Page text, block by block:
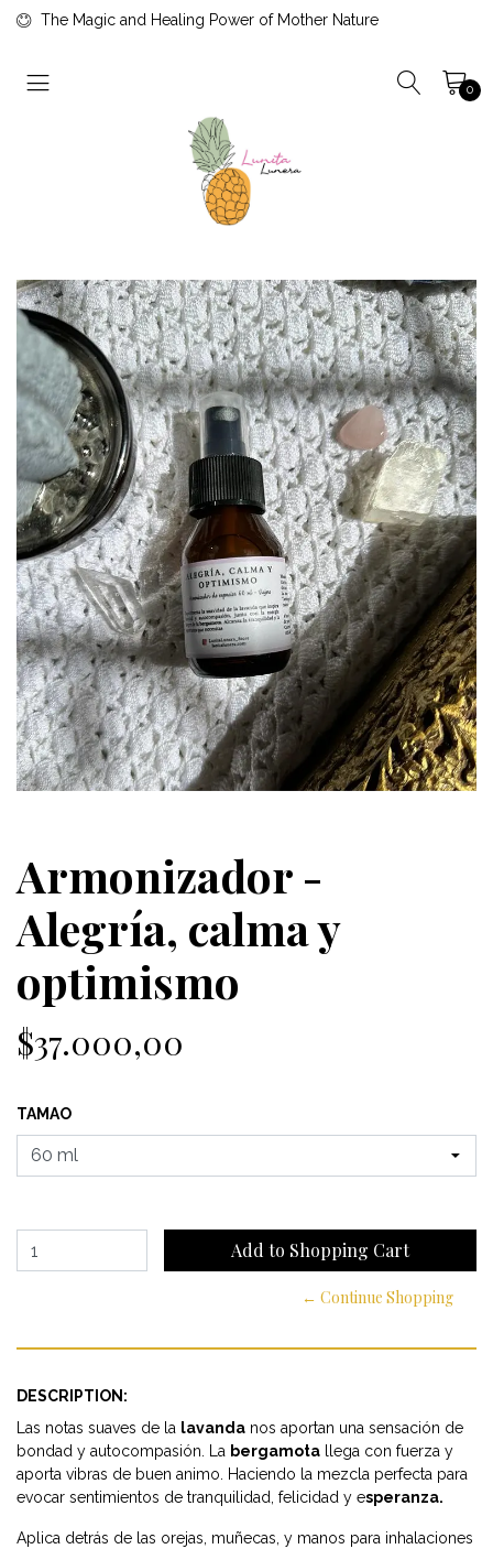
The Magic and Healing Power of Mother Nature
0
Armonizador -
Alegría, calma y
optimismo
$37.000,00
TAMAO
← Continue Shopping
DESCRIPTION:
Las notas suaves de la lavanda nos aportan una sensación de
bondad y autocompasión. La bergamota llega con fuerza y
aporta vibras de buen animo. Haciendo la mezcla perfecta para
evocar sentimientos de tranquilidad, felicidad y esperanza.
Aplica detrás de las orejas, muñecas, y manos para inhalaciones